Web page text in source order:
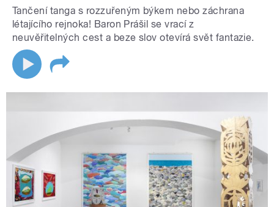
Tančení tanga s rozzuřeným býkem nebo záchrana
létajícího rejnoka! Baron Prášil se vrací z
neuvěřitelných cest a beze slov otevírá svět fantazie.